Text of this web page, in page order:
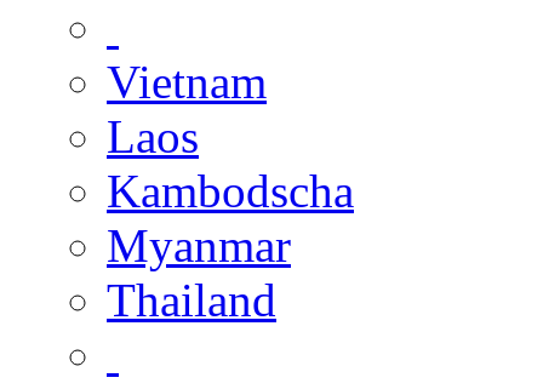
Vietnam
Laos
Kambodscha
Myanmar
Thailand